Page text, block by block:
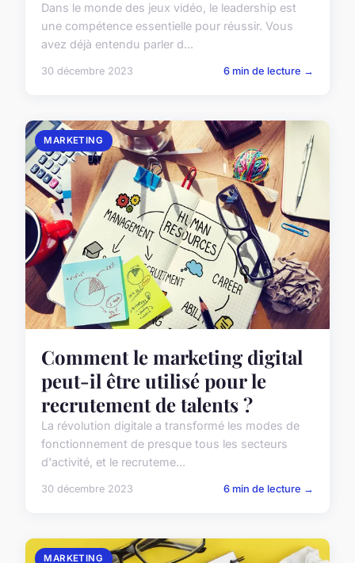
Dans le monde des jeux vidéo, le leadership est
une compétence essentielle pour réussir. Vous
avez déjà entendu parler d...
30 décembre 2023 6 min de lecture →
MARKETING
Comment le marketing digital
peut-il être utilisé pour le
recrutement de talents ?
La révolution digitale a transformé les modes de
fonctionnement de presque tous les secteurs
d'activité, et le recruteme...
30 décembre 2023 6 min de lecture →
MARKETING